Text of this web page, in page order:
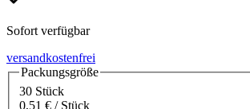
Sofort verfügbar
versandkostenfrei
Packungsgröße
30 Stück
0,51 € / Stück